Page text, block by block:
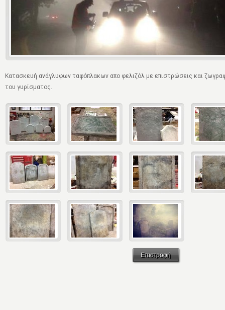
Κατασκευή ανάγλυφων ταφόπλακων απο φελιζόλ με επιστρώσεις και
του γυρίσματος.
Επιστροφή